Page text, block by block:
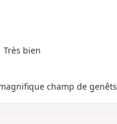
bien
champ de genêts